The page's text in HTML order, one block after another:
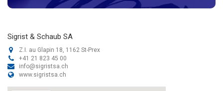
Sigrist & Schaub SA
Z.I. au Glapin 18, 1162 St-Prex
+41 21 823 45 00
info@sigristsa.ch
www.sigristsa.ch